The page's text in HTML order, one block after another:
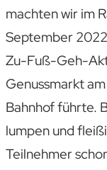
machten wir im
September
Zu-Fuß-Geh-
Genussmarkt
Bahnhof führte.
lumpen und
Teilnehmer